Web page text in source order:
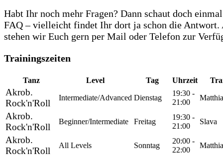
Habt Ihr noch mehr Fragen? Dann schaut doch
FAQ – vielleicht findet Ihr dort ja schon die Antwort.
stehen wir Euch gern per Mail oder Telefon zur
Trainingszeiten
Tanz Level Tag Uhrzeit
Akrob.
Rock'n'Roll
Intermediate/Advanced Dienstag
19:30 -
21:00
Akrob.
Rock'n'Roll
Beginner/Intermediate Freitag
19:30 -
21:00
Slava
Akrob.
Rock'n'Roll
All Levels Sonntag
20:00 -
22:00